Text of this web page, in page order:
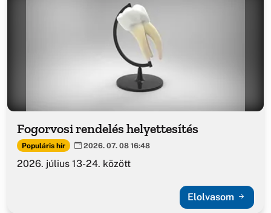
Fogorvosi rendelés helyettesítés
Populáris hír 2026. 07. 08 16:48
2026. július 13-24. között
Elolvasom